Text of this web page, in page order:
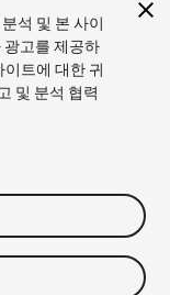
석 및 본 사이
광고를 제공하
트에 대한 귀
및 분석 협력